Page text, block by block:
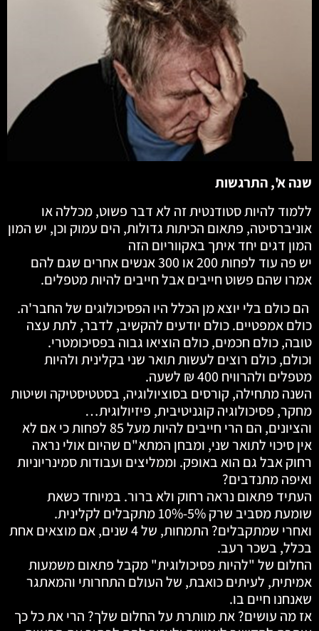
שנה א', התרגשות
ללמוד להיות סטודנטית זה לא דבר פשוט, מכללה או
אוניברסיטה, פתאום הכיתות גדולות, הים עמוק וכן, יש המון
המון דגים יחד איתך באקווריום הזה
יש פה עוד לפחות 200 או 300 אנשים אחרים שגם להם
אמרו שהם פשוט חייבים אבל חייבים להיות מטפלים.
הם כולם בלי יוצא מן הכלל היו הפסיכולוגים של החבר'ה.
כולם אמפטיים. כולם יודעים להקשיב, לדבר, לתת עצה
טובה, כולם חכמים, כולם הוציאו גבוה בפסיכומטרי.
וכולם, כולם רוצים לעשות תואר שני בקלינית ולהיות
מטפלים ולהרוויח 400 ₪ לשעה.
השנה מתחילה, קורסים בסוציולוגיה, בסטטיסטיקה ושיטות
מחקר, פסיכולוגיה קוגניטיבית, פיזיולוגית…
והציונים, הם הרי חייבים להיות מעל 85 לפחות כי אם לא
אין סיכוי לתואר שני, ומבחן המתא"ם שהיום אולי נראה
רחוק אבל גם הוא באופק. וממליצים ועבודות סמינריוניות
ואיפה מתנדבים?
העתיד פתאום נראה רחוק ולא ברור. במיוחד כשאת
שומעת מסביב שרק 5%-10% מתקבלים לקלינית.
ואחרי שמתקבלים? התמחות, של 4 שנים, אם מוצאים אחת
בכלל, בשכר רעב.
החלום של "להיות פסיכולוגית" מקבל פתאום משמעות
אמיתית, לעיתים כואבת, של העולם התחרותי והמאתגר
שאנחנו חיים בו.
אז מה עושים? את מוותרת על החלום שלך? הרי את כל כך